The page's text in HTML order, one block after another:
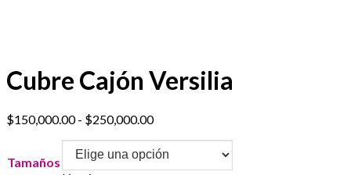
Cubre Cajón Versilia
$150,000.00 - $250,000.00Rango
precios:
desde
Tamaños